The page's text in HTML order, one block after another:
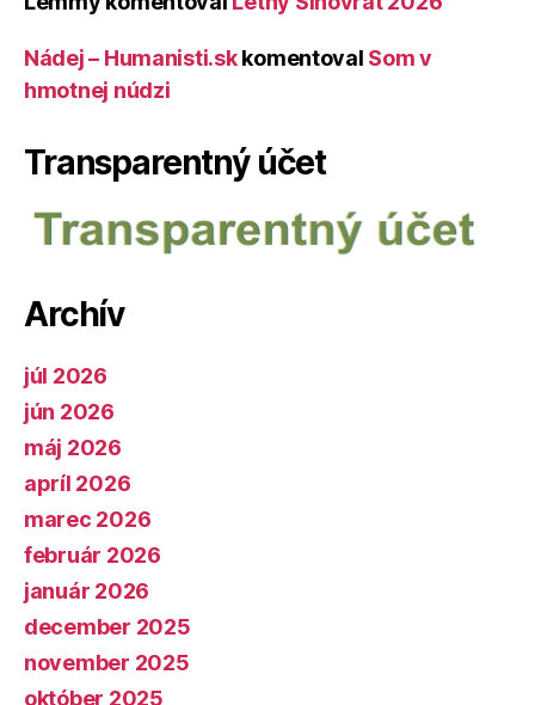
Nádej – Humanisti.skkomentoval Som v
hmotnej núdzi
Transparentný účet
Archív
júl 2026
jún 2026
máj 2026
apríl 2026
marec 2026
február 2026
január 2026
december 2025
november 2025
október 2025